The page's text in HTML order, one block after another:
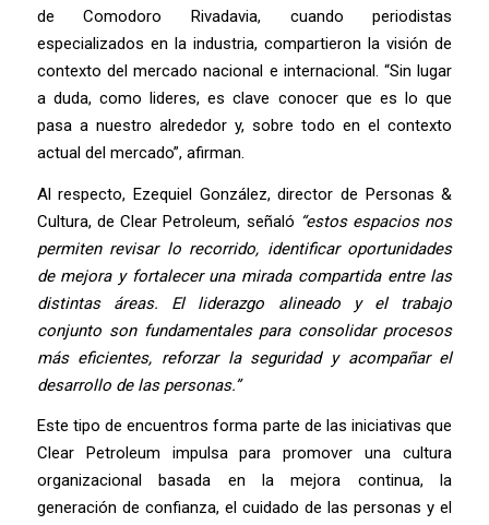
de Comodoro Rivadavia, cuando periodistas
especializados en la industria, compartieron la visión de
contexto del mercado nacional e internacional. “Sin lugar
a duda, como lideres, es clave conocer que es lo que
pasa a nuestro alrededor y, sobre todo en el contexto
actual del mercado”, afirman.
Al respecto, Ezequiel González, director de Personas &
Cultura, de Clear Petroleum, señaló “estos espacios nos
permiten revisar lo recorrido, identificar oportunidades
de mejora y fortalecer una mirada compartida entre las
distintas áreas. El liderazgo alineado y el trabajo
conjunto son fundamentales para consolidar procesos
más eficientes, reforzar la seguridad y acompañar el
desarrollo de las personas.”
Este tipo de encuentros forma parte de las iniciativas que
Clear Petroleum impulsa para promover una cultura
organizacional basada en la mejora continua, la
generación de confianza, el cuidado de las personas y el